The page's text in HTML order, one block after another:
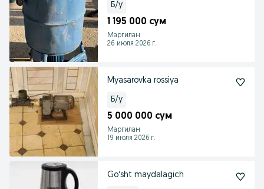
Б/у
1 195 000 сум
Маргилан
26 июля 2026 г.
Myasarovka rossiya
Б/у
5 000 000 сум
Маргилан
19 июля 2026 г.
Goʻsht maydalagich